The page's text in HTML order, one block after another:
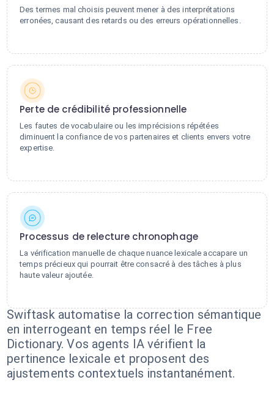
Des termes mal choisis peuvent mener à des interprétations
erronées, causant des retards ou des erreurs opérationnelles.
Perte de crédibilité professionnelle
Les fautes de vocabulaire ou les imprécisions répétées
diminuent la confiance de vos partenaires et clients envers votre
expertise.
Processus de relecture chronophage
La vérification manuelle de chaque nuance lexicale accapare un
temps précieux qui pourrait être consacré à des tâches à plus
haute valeur ajoutée.
Swiftask automatise la correction sémantique
en interrogeant en temps réel le Free
Dictionary. Vos agents IA vérifient la
pertinence lexicale et proposent des
ajustements contextuels instantanément.